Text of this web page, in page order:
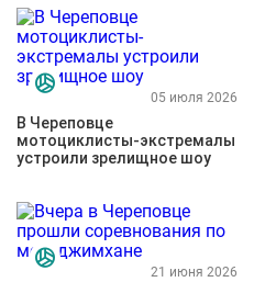
05 июля 2026
В Череповце
мотоциклисты-экстремалы
устроили зрелищное шоу
21 июня 2026